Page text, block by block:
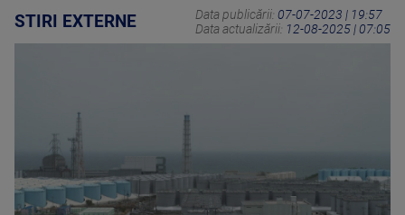
STIRI EXTERNE Data publicării: 07-07-2023 | 19:57
Data actualizării: 12-08-2025 | 07:05